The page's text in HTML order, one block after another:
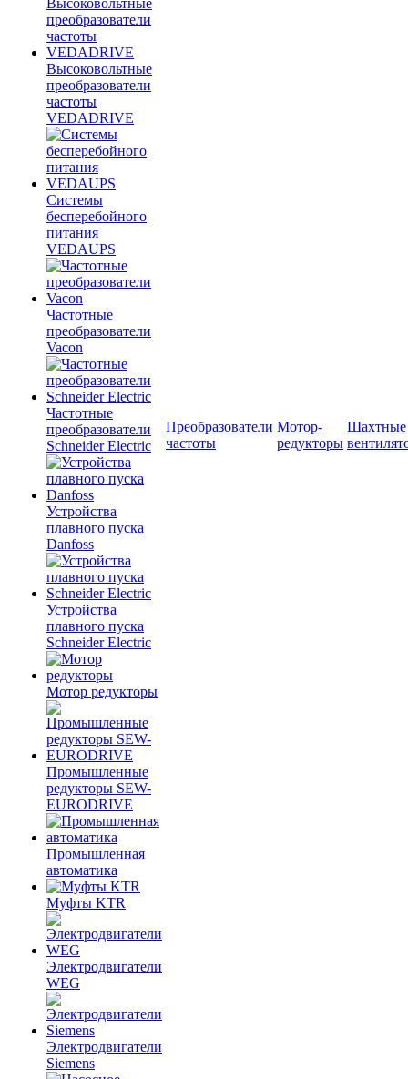
Высоковольтные
преобразователи
частоты
VEDADRIVE
Системы
бесперебойного
питания
VEDAUPS
Частотные
преобразователи
Vacon
Частотные
преобразователи
Schneider Electric
Устройства
плавного пуска
Danfoss
Устройства
плавного пуска
Schneider Electric
Мотор редукторы
Промышленные
редукторы SEW-
EURODRIVE
Промышленная
автоматика
Муфты KTR
Электродвигатели
WEG
Электродвигатели
Siemens
Преобразователи
частоты
Мотор-
редукторы
Шахтные